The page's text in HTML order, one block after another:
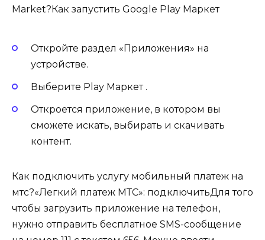
Market?Как запустить Google Play Маркет
Откройте раздел «Приложения» на
устройстве.
Выберите Play Маркет .
Откроется приложение, в котором вы
сможете искать, выбирать и скачивать
контент.
Как подключить услугу мобильный платеж на
мтс?«Легкий платеж МТС»: подключитьДля того
чтобы загрузить приложение на телефон,
нужно отправить бесплатное SMS-сообщение